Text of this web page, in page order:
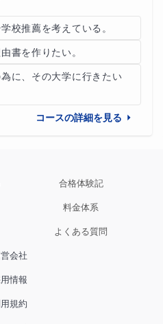
校推薦を考えている。
書を作りたい。
に、その大学に行きたい
コースの詳細を見る
合格体験記
料金体系
よくある質問
会社
情報
規約